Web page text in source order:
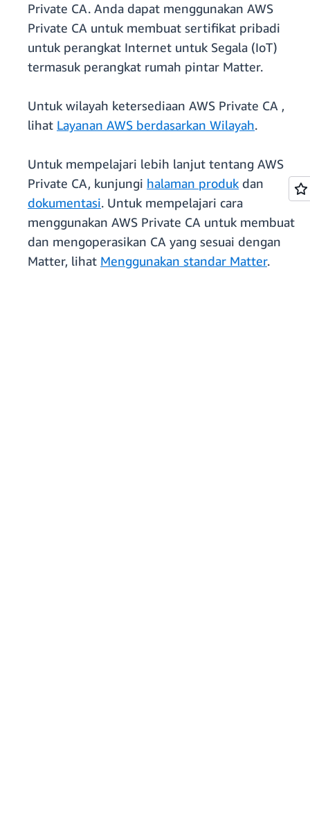
Private CA. Anda dapat menggunakan AWS
Private CA untuk membuat sertifikat pribadi
untuk perangkat Internet untuk Segala (IoT)
termasuk perangkat rumah pintar Matter.
Untuk wilayah ketersediaan AWS Private CA ,
lihat Layanan AWS berdasarkan Wilayah.
Untuk mempelajari lebih lanjut tentang AWS
Private CA, kunjungi halaman produk dan
dokumentasi. Untuk mempelajari cara
menggunakan AWS Private CA untuk membuat
dan mengoperasikan CA yang sesuai dengan
Matter, lihat Menggunakan standar Matter.